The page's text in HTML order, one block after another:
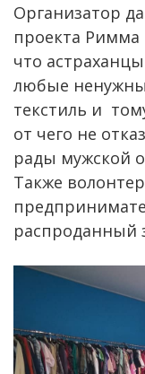
Организатор
проекта Римма
что
любые
текстиль и
от чего не
рады мужской
Также
распроданный